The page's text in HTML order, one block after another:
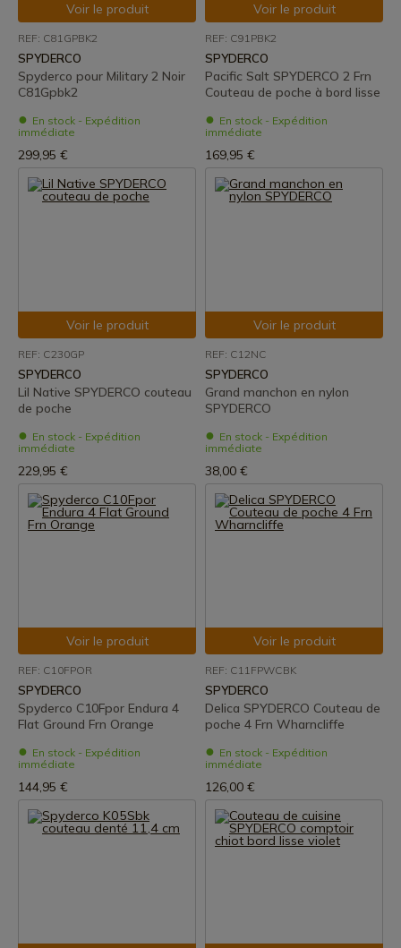
Voir le produit
REF: C81GPBK2
SPYDERCO
Spyderco pour Military 2 Noir
C81Gpbk2
En stock - Expédition
immédiate
299,95 €
Voir le produit
REF: C91PBK2
SPYDERCO
Pacific Salt SPYDERCO 2 Frn
Couteau de poche à bord lisse
En stock - Expédition
immédiate
169,95 €
Voir le produit
REF: C230GP
SPYDERCO
Lil Native SPYDERCO couteau
de poche
En stock - Expédition
immédiate
229,95 €
Voir le produit
REF: C12NC
SPYDERCO
Grand manchon en nylon
SPYDERCO
En stock - Expédition
immédiate
38,00 €
Voir le produit
REF: C10FPOR
SPYDERCO
Spyderco C10Fpor Endura 4
Flat Ground Frn Orange
En stock - Expédition
immédiate
144,95 €
Voir le produit
REF: C11FPWCBK
SPYDERCO
Delica SPYDERCO Couteau de
poche 4 Frn Wharncliffe
En stock - Expédition
immédiate
126,00 €